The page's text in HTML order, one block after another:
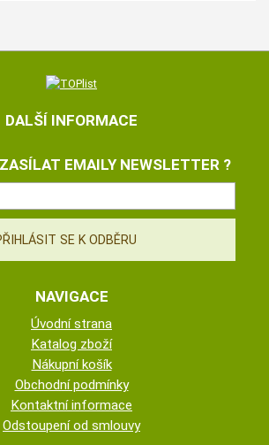
DALŠÍ INFORMACE
EMAILY NEWSLETTER ?
NAVIGACE
Úvodní strana
Katalog zboží
Nákupní košík
Obchodní podmínky
Kontaktní informace
Odstoupení od smlouvy